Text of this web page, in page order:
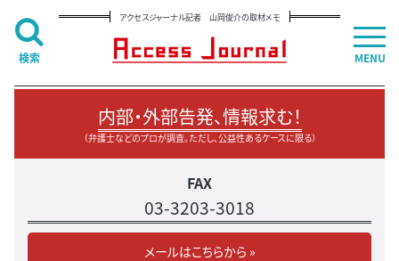
アクセスジャーナル記者 山岡俊介の取材メモ
内部・外部告発、情報求む！
（弁護士などのプロが調査。ただし、公益性あるケースに限る）
FAX
03-3203-3018
メールはこちらから »
MENU
検索